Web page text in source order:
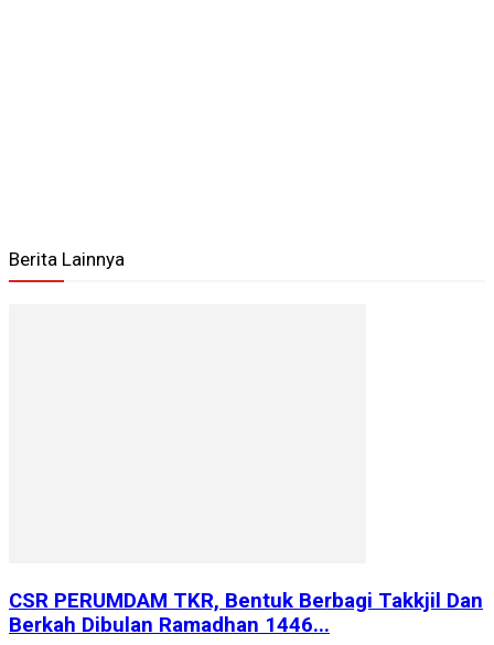
Berita Lainnya
CSR PERUMDAM TKR, Bentuk Berbagi Takkjil Dan
Berkah Dibulan Ramadhan 1446...